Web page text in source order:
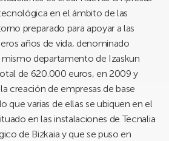
en el ámbito de las
preparado para apoyar a las
años de vida, denominado
mismo departamento de Izaskun
de 620.000 euros, en 2009 y
creación de empresas de base
que varias de ellas se ubiquen en el
en las instalaciones de Tecnalia
de Bizkaia y que se puso en